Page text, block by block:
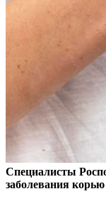
Специалисты
заболевания